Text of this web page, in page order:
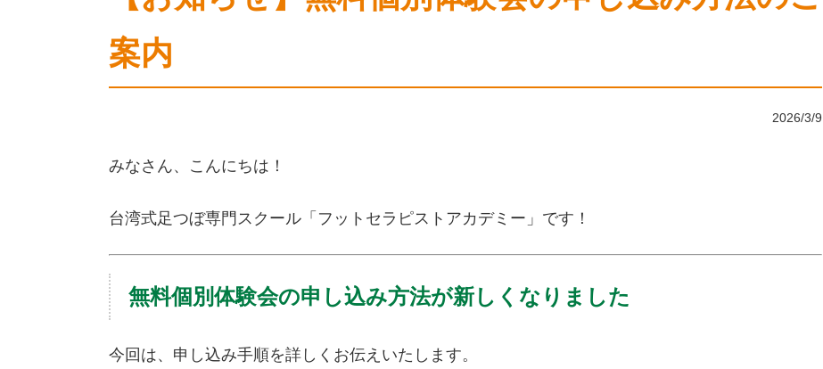
案内
2026/3/9
みなさん、こんにちは！
台湾式足つぼ専門スクール「フットセラピストアカデミー」です！
無料個別体験会の申し込み方法が新しくなりました
今回は、申し込み手順を詳しくお伝えいたします。